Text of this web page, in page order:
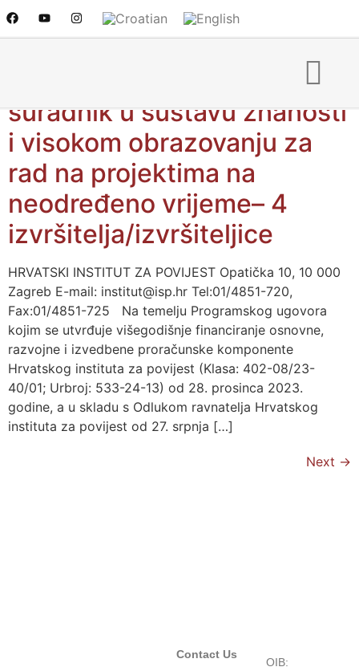
suradnik u sustavu znanosti
i visokom obrazovanju za
rad na projektima na
neodređeno vrijeme– 4
izvršitelja/izvršiteljice
HRVATSKI INSTITUT ZA POVIJEST Opatička 10, 10 000
Zagreb E-mail: institut@isp.hr Tel:01/4851-720,
Fax:01/4851-725 Na temelju Programskog ugovora
kojim se utvrđuje višegodišnje financiranje osnovne,
razvojne i izvedbene proračunske komponente
Hrvatskog instituta za povijest (Klasa: 402-08/23-
40/01; Urbroj: 533-24-13) od 28. prosinca 2023.
godine, a u skladu s Odlukom ravnatelja Hrvatskog
instituta za povijest od 27. srpnja […]
Next →
Contact Us
OIB: